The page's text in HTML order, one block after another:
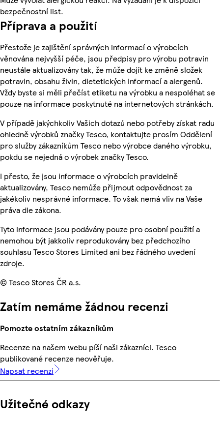
bezpečnostní list.
Příprava a použití
Přestože je zajištění správných informací o výrobcích
věnována nejvyšší péče, jsou předpisy pro výrobu potravin
neustále aktualizovány tak, že může dojít ke změně složek
potravin, obsahu živin, dietetických informací a alergenů.
Vždy byste si měli přečíst etiketu na výrobku a nespoléhat se
pouze na informace poskytnuté na internetových stránkách.
V případě jakýchkoliv Vašich dotazů nebo potřeby získat radu
ohledně výrobků značky Tesco, kontaktujte prosím Oddělení
pro služby zákazníkům Tesco nebo výrobce daného výrobku,
pokdu se nejedná o výrobek značky Tesco.
I přesto, že jsou informace o výrobcích pravidelně
aktualizovány, Tesco nemůže přijmout odpovědnost za
jakékoliv nesprávné informace. To však nemá vliv na Vaše
práva dle zákona.
Tyto informace jsou podávány pouze pro osobní použití a
nemohou být jakkoliv reprodukovány bez předchozího
souhlasu Tesco Stores Limited ani bez řádného uvedení
zdroje.
© Tesco Stores ČR a.s.
Zatím nemáme žádnou recenzi
Pomozte ostatním zákazníkům
Recenze na našem webu píší naši zákazníci. Tesco
publikované recenze neověřuje.
Napsat recenzi
Užitečné odkazy